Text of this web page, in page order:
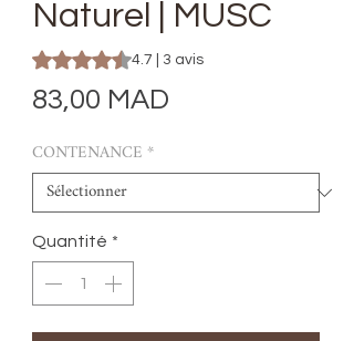
Naturel | MUSC
La note est de 4.7 sur cinq étoiles selon 3
4.7 | 3 avis
83,00 MAD
CONTENANCE*
Quantité *